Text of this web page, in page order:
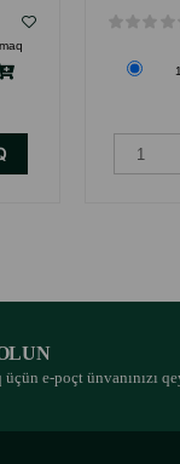
e-poçt ünvanınızı